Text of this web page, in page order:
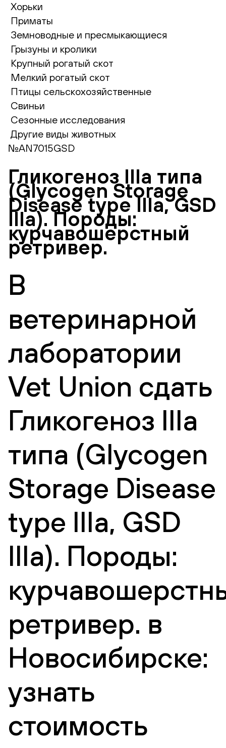
Хорьки
Приматы
Земноводные и пресмыкающиеся
Грызуны и кролики
Крупный рогатый скот
Мелкий рогатый скот
Птицы сельскохозяйственные
Свиньи
Сезонные исследования
Другие виды животных
№AN7015GSD
Гликогеноз IIIa типа
(Glycogen Storage
Disease type IIIa, GSD
IIIa). Породы:
курчавошерстный
ретривер.
В
ветеринарной
лаборатории
Vet Union сдать
Гликогеноз IIIa
типа (Glycogen
Storage Disease
type IIIa, GSD
IIIa). Породы:
ретривер. в
Новосибирске:
узнать
стоимость